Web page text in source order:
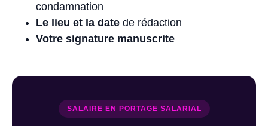
condamnation
Le lieu et la date de rédaction
Votre signature manuscrite
SALAIRE EN PORTAGE SALARIAL